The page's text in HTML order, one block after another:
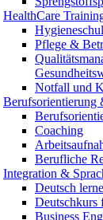
HealthCare
Pflege &
Notfall und
Berufsorientierung
Coaching
Berufliche
Integration &
Deutsch
Deutschkurs
Business